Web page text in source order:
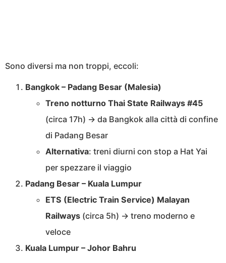
Sono diversi ma non troppi, eccoli:
Bangkok – Padang Besar (Malesia)
Treno notturno Thai State Railways #45
(circa 17h) → da Bangkok alla città di confine
di Padang Besar
Alternativa: treni diurni con stop a Hat Yai
per spezzare il viaggio
Padang Besar – Kuala Lumpur
ETS (Electric Train Service) Malayan
Railways (circa 5h) → treno moderno e
veloce
Kuala Lumpur – Johor Bahru